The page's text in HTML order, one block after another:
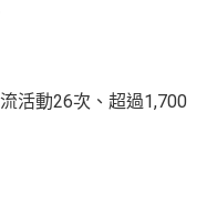
活動26次、超過1,700